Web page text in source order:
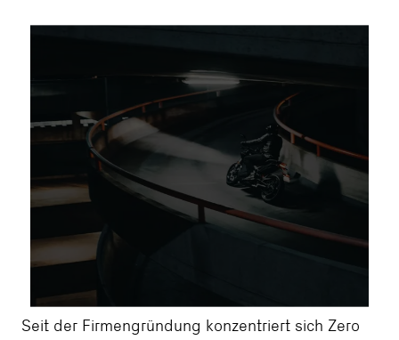
Seit der Firmengründung konzentriert sich Zero